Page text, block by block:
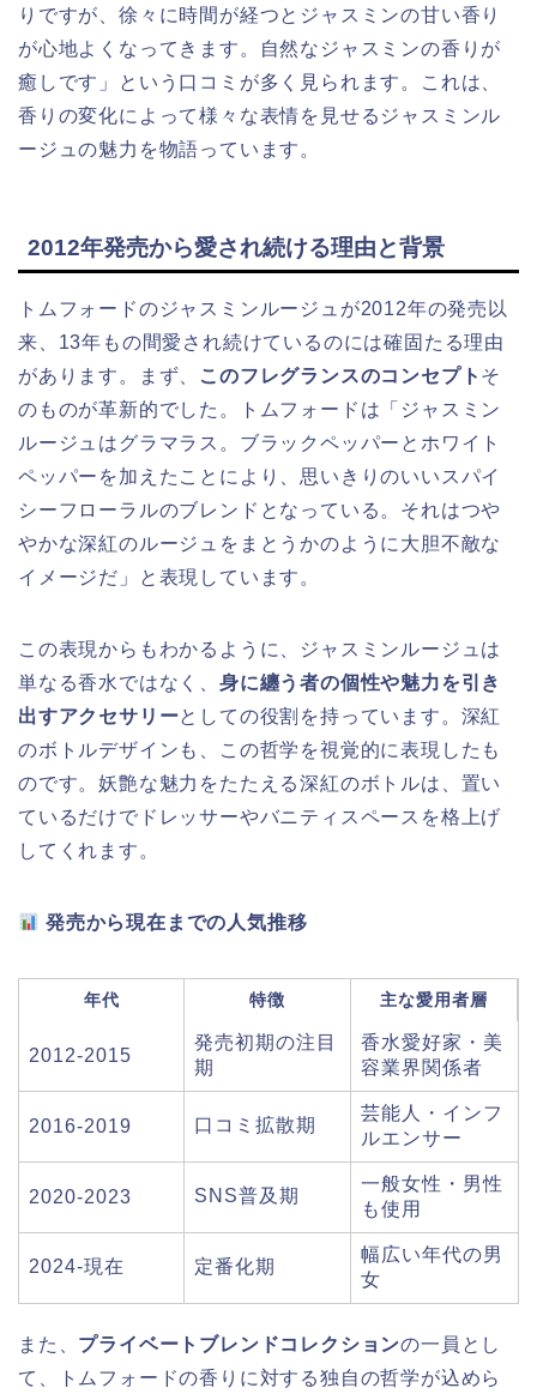
りですが、徐々に時間が経つとジャスミンの甘い香り
が心地よくなってきます。自然なジャスミンの香りが
癒しです」という口コミが多く見られます。これは、
香りの変化によって様々な表情を見せるジャスミンル
ージュの魅力を物語っています。
2012年発売から愛され続ける理由と背景
トムフォードのジャスミンルージュが2012年の発売以
来、13年もの間愛され続けているのには確固たる理由
があります。まず、
このフレグランスのコンセプト そ
のものが革新的でした。トムフォードは「ジャスミン
ルージュはグラマラス。ブラックペッパーとホワイト
ペッパーを加えたことにより、思いきりのいいスパイ
シーフローラルのブレンドとなっている。それはつや
やかな深紅のルージュをまとうかのように大胆不敵な
イメージだ」と表現しています。
この表現からもわかるように、ジャスミンルージュは
単なる香水ではなく、 身に纏う者の個性や魅力を引き
出すアクセサリーとしての役割を持っています。深紅
のボトルデザインも、この哲学を視覚的に表現したも
のです。妖艶な魅力をたたえる深紅のボトルは、置い
ているだけでドレッサーやバニティスペースを格上げ
してくれます。
発売から現在までの人気推移
年代 特徴 主な愛用者層
2012-2015
発売初期の注目
期
香水愛好家・美
容業界関係者
2016-2019 口コミ拡散期
芸能人・インフ
ルエンサー
2020-2023 SNS普及期
一般女性・男性
も使用
2024-現在 定番化期
幅広い年代の男
女
また、 プライベートブレンドコレクションの一員とし
て、トムフォードの香りに対する独自の哲学が込めら